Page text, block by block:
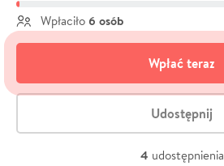
Wpłaciło 6 osób
Wpłać teraz
Udostępnij
4 udostępnienia